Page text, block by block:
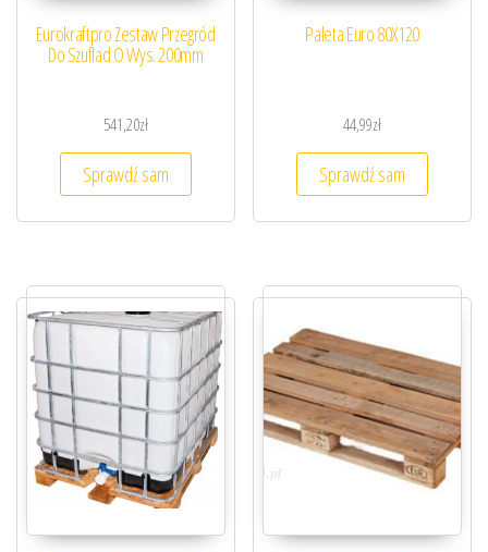
Eurokraftpro Zestaw Przegród
Do Szuflad O Wys. 200mm
541,20zł
Sprawdź sam
Paleta Euro 80X120
44,99zł
Sprawdź sam